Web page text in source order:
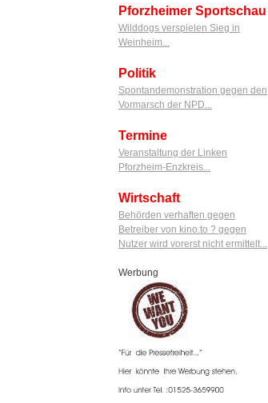
Pforzheimer Sportschau
Wilddogs verspielen Sieg in
Weinheim...
Politik
Spontandemonstration gegen den
Vormarsch der NPD...
Termine
Veranstaltung der Linken
Pforzheim-Enzkreis...
Wirtschaft
Behörden verhaften gegen
Betreiber von kino.to ? gegen
Nutzer wird vorerst nicht ermittelt...
Werbung